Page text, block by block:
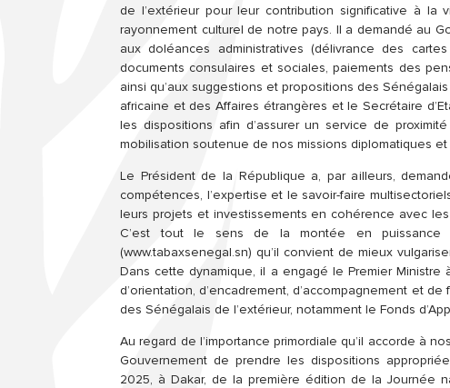
de l’extérieur pour leur contribution significative à la
rayonnement culturel de notre pays. Il a demandé au
aux doléances administratives (délivrance des
documents consulaires et sociales, paiements des
ainsi qu’aux suggestions et propositions des
africaine et des Affaires étrangères et le Secrétaire
les dispositions afin d’assurer un service de
mobilisation soutenue de nos missions diplomatiques et
Le Président de la République a, par ailleurs,
compétences, l’expertise et le savoir-faire
leurs projets et investissements en cohérence avec
C’est tout le sens de la montée en puissance
(www.tabaxsenegal.sn) qu’il convient de mieux
Dans cette dynamique, il a engagé le Premier Ministre
d’orientation, d’encadrement, d’accompagnement et
des Sénégalais de l’extérieur, notamment le Fonds
Au regard de l’importance primordiale qu’il accorde à
Gouvernement de prendre les dispositions
2025, à Dakar, de la première édition de la Journée